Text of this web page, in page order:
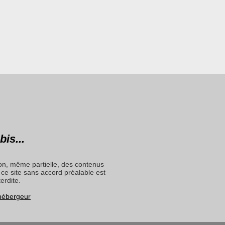
même partielle, des contenus
site sans accord préalable est